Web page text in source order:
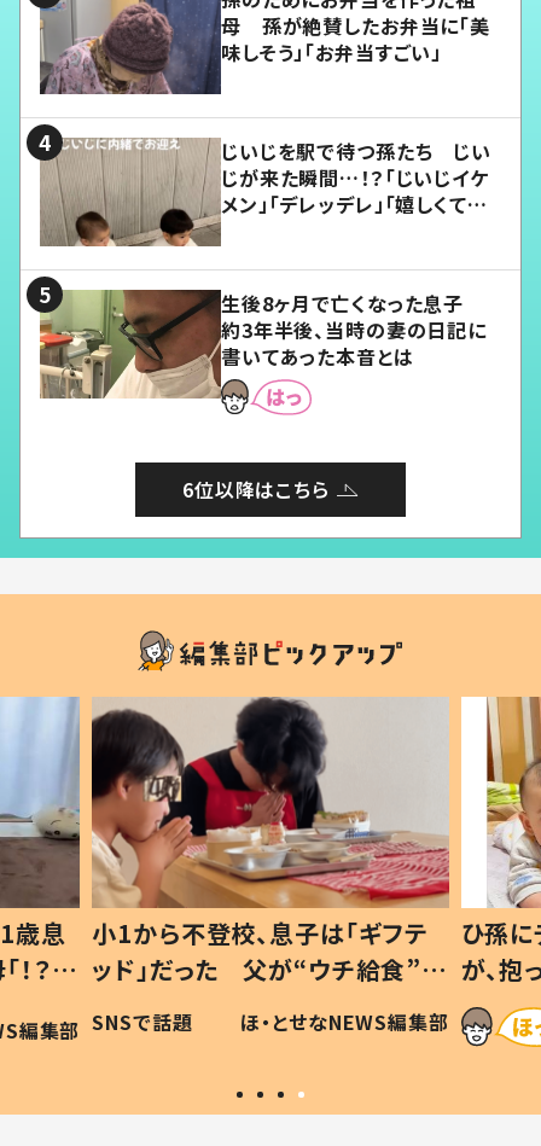
母 孫が絶賛したお弁当に「美
味しそう」「お弁当すごい」
じいじを駅で待つ孫たち じい
じが来た瞬間…！？「じいじイケ
メン」「デレッデレ」「嬉しくて可
生後8ヶ月で亡くなった息子
約3年半後、当時の妻の日記に
書いてあった本音とは
6位以降はこちら
歳息
？」
編集部
小1から不登校、息子は「ギフテ
ッド」だった 父が“ウチ給食”を
作り続ける理由とは #令和の親
#令和の子
SNSで話題 ほ・とせなNEWS編集部
ひ孫
が、
「涙が
い」